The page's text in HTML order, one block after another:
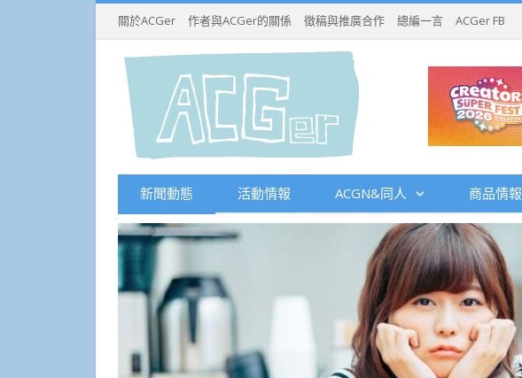
關於ACGer 作者與ACGer的關係 徵稿與推廣合作 總編一言 ACGer FB
新聞動態 活動情報 ACGN&同人 商品情報